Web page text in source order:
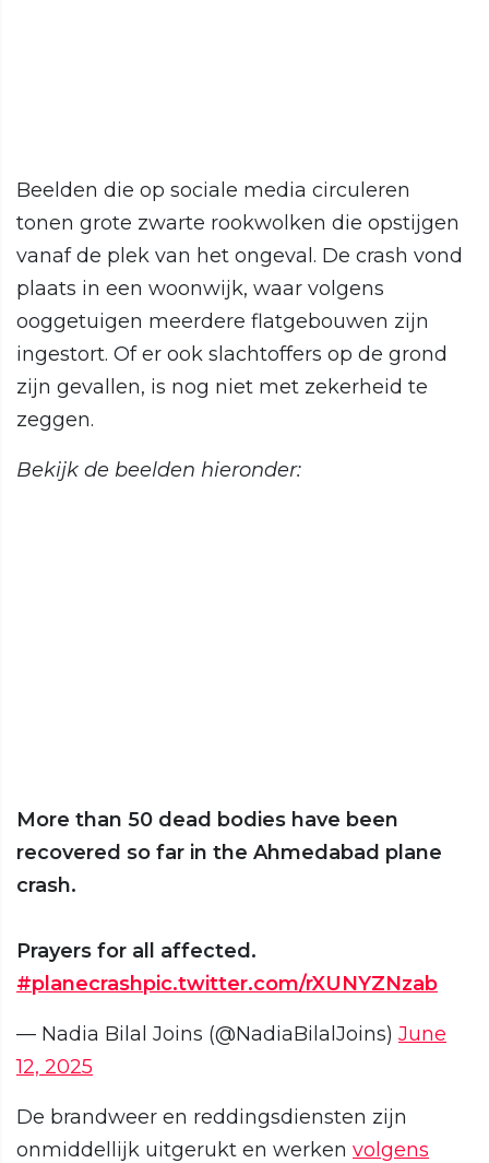
Beelden die op sociale media circuleren
tonen grote zwarte rookwolken die opstijgen
vanaf de plek van het ongeval. De crash vond
plaats in een woonwijk, waar volgens
ooggetuigen meerdere flatgebouwen zijn
ingestort. Of er ook slachtoffers op de grond
zijn gevallen, is nog niet met zekerheid te
zeggen.
Bekijk de beelden hieronder:
More than 50 dead bodies have been
recovered so far in the Ahmedabad plane
crash.
Prayers for all affected.
#planecrashpic.twitter.com/rXUNYZNzab
— Nadia Bilal Joins (@NadiaBilalJoins) June
12, 2025
De brandweer en reddingsdiensten zijn
onmiddellijk uitgerukt en werken volgens